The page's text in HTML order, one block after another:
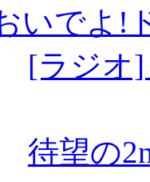
いでよ!
[ラジオ]
待望の